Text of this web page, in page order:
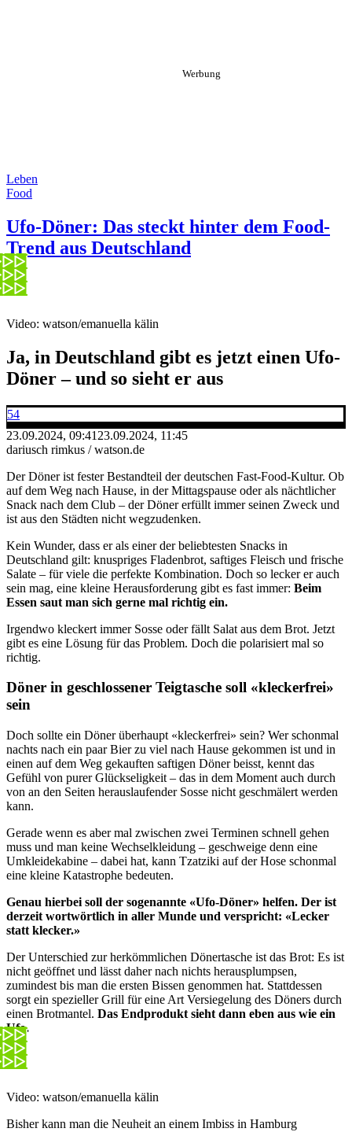
Leben
Food
Ufo-Döner: Das steckt hinter dem Food-
Trend aus Deutschland
Video: watson/emanuella kälin
Ja, in Deutschland gibt es jetzt einen Ufo-
Döner – und so sieht er aus
54
23.09.2024, 09:41 23.09.2024, 11:45
dariusch rimkus / watson.de
Der Döner ist fester Bestandteil der deutschen Fast-Food-Kultur. Ob
auf dem Weg nach Hause, in der Mittagspause oder als nächtlicher
Snack nach dem Club – der Döner erfüllt immer seinen Zweck und
ist aus den Städten nicht wegzudenken.
Kein Wunder, dass er als einer der beliebtesten Snacks in
Deutschland gilt: knuspriges Fladenbrot, saftiges Fleisch und frische
Salate – für viele die perfekte Kombination. Doch so lecker er auch
sein mag, eine kleine Herausforderung gibt es fast immer: Beim
Essen saut man sich gerne mal richtig ein.
Irgendwo kleckert immer Sosse oder fällt Salat aus dem Brot. Jetzt
gibt es eine Lösung für das Problem. Doch die polarisiert mal so
richtig.
Döner in geschlossener Teigtasche soll «kleckerfrei»
sein
Doch sollte ein Döner überhaupt «kleckerfrei» sein? Wer schonmal
nachts nach ein paar Bier zu viel nach Hause gekommen ist und in
einen auf dem Weg gekauften saftigen Döner beisst, kennt das
Gefühl von purer Glückseligkeit – das in dem Moment auch durch
von an den Seiten herauslaufender Sosse nicht geschmälert werden
kann.
Gerade wenn es aber mal zwischen zwei Terminen schnell gehen
muss und man keine Wechselkleidung – geschweige denn eine
Umkleidekabine – dabei hat, kann Tzatziki auf der Hose schonmal
eine kleine Katastrophe bedeuten.
Genau hierbei soll der sogenannte «Ufo-Döner» helfen. Der ist
derzeit wortwörtlich in aller Munde und verspricht: «Lecker
statt klecker.»
Der Unterschied zur herkömmlichen Dönertasche ist das Brot: Es ist
nicht geöffnet und lässt daher nach nichts herausplumpsen,
zumindest bis man die ersten Bissen genommen hat. Stattdessen
sorgt ein spezieller Grill für eine Art Versiegelung des Döners durch
einen Brotmantel. Das Endprodukt sieht dann eben aus wie ein
Ufo.
Video: watson/emanuella kälin
Bisher kann man die Neuheit an einem Imbiss in Hamburg